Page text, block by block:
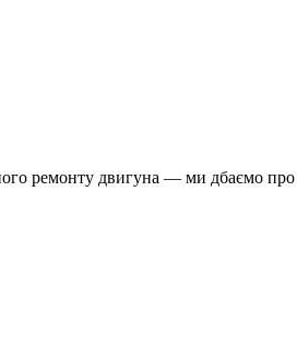
ремонту двигуна — ми дбаємо